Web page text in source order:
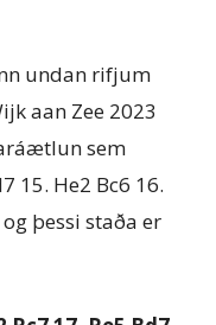
undan rifjum
aan Zee 2023
sem
15. He2 Bc6 16.
þessi staða er